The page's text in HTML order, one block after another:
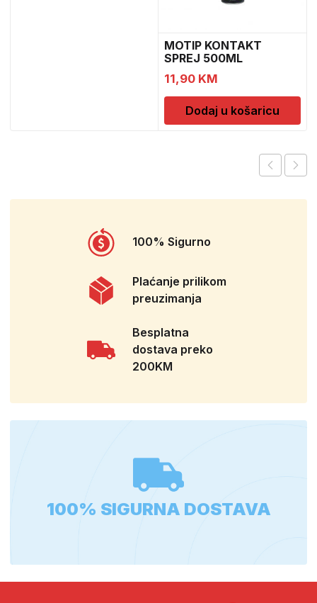
MOTIP KONTAKT
SPREJ 500ML
M090505
11,90 KM
Dodaj u košaricu
100% Sigurno
Plaćanje prilikom
preuzimanja
Besplatna
dostava preko
200KM
100% SIGURNA DOSTAVA